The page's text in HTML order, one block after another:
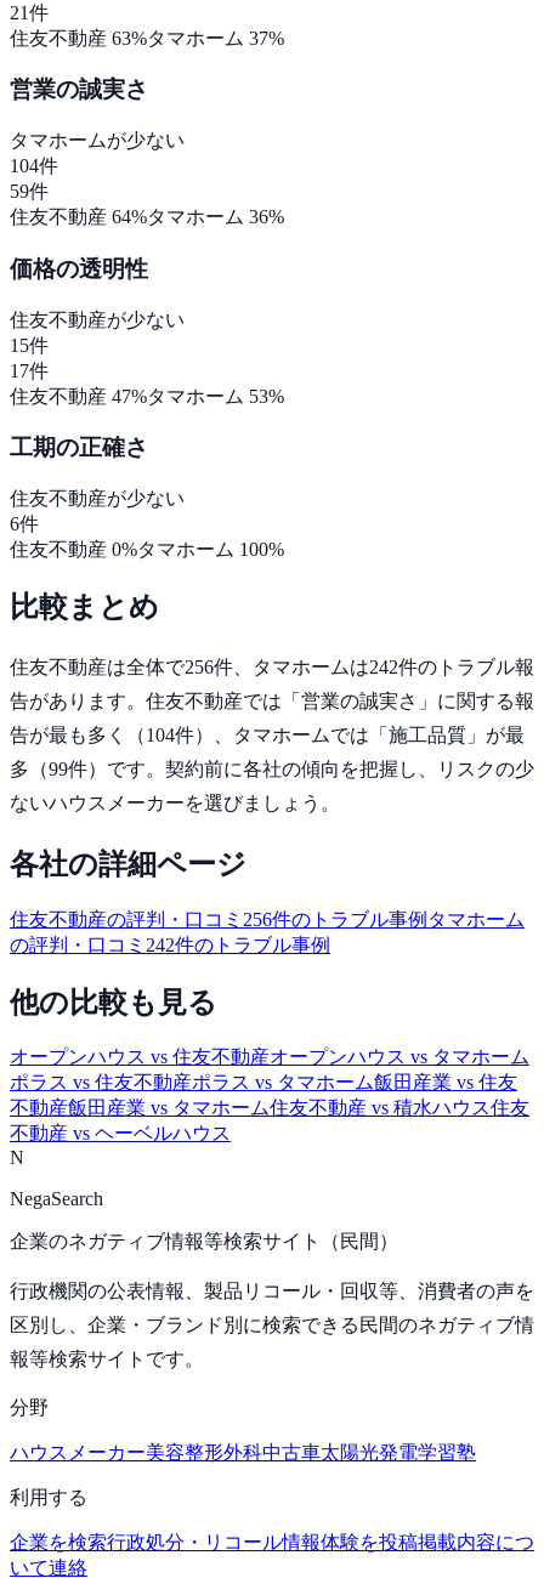
21件
住友不動産 63%タマホーム 37%
営業の誠実さ
タマホームが少ない
104件
59件
住友不動産 64%タマホーム 36%
価格の透明性
住友不動産が少ない
15件
17件
住友不動産 47%タマホーム 53%
工期の正確さ
住友不動産が少ない
6件
住友不動産 0%タマホーム 100%
比較まとめ
住友不動産は全体で256件、 タマホームは242件のトラブル報
告があります。 住友不動産では「営業の誠実さ」に関する報
告が最も多く（104件）、タマホームでは「施工品質」が最
多（99件）です。 契約前に各社の傾向を把握し、リスクの少
ないハウスメーカーを選びましょう。
各社の詳細ページ
住友不動産の評判・口コミ 256件のトラブル事例 タマホーム
の評判・口コミ 242件のトラブル事例
他の比較も見る
オープンハウス vs 住友不動産オープンハウス vs タマホーム
ポラス vs 住友不動産ポラス vs タマホーム飯田産業 vs 住友
不動産飯田産業 vs タマホーム住友不動産 vs 積水ハウス住友
不動産 vs ヘーベルハウス
N
NegaSearch
企業のネガティブ情報等検索サイト（民間）
行政機関の公表情報、製品リコール・回収等、消費者の声を
区別し、企業・ブランド別に検索できる民間のネガティブ情
報等検索サイトです。
分野
ハウスメーカー美容整形外科中古車太陽光発電学習塾
利用する
企業を検索行政処分・リコール情報体験を投稿掲載内容につ
いて連絡